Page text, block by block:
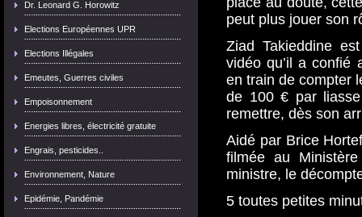
Dr. Leonard G. Horowitz
Elections Européennes UPR
Elections Illégales
Emeutes, Guerres civiles
Empoisonnement
Energies libres, électricité gratuite
Engrais, pesticides..
Environnement, Nature
Epidémie, Pandémie
peut plus jouer son
Ziad Takieddine
vidéo qu’il a confié
en train de compter
de 100 € par
remettre, dès son
Aidé par Brice
filmée au
ministre, le
5 toutes petites